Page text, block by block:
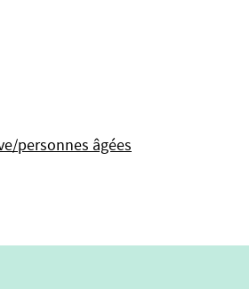
personnes âgées